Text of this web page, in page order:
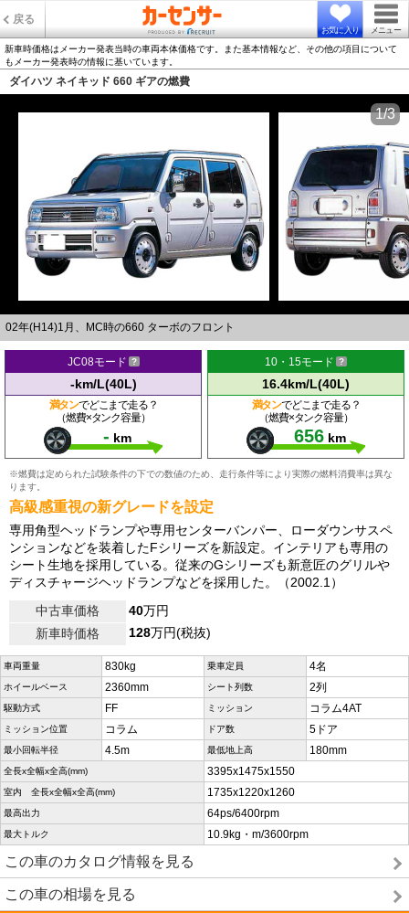
戻る
お気に入り メニュー
新車時価格はメーカー発表当時の車両本体価格です。また基本情報など、その他の項目について
もメーカー発表時の情報に基いています。
ダイハツ ネイキッド 660 ギアの燃費
02年(H14)1月、MC時の660 ターボのフロント
1/3
JC08モード
-km/L(40L)
満タンでどこまで走る？
（燃費×タンク容量）
- km
10・15モード
16.4km/L(40L)
満タンでどこまで走る？
（燃費×タンク容量）
656 km
※燃費は定められた試験条件の下での数値のため、走行条件等により実際の燃料消費率は異な
ります。
高級感重視の新グレードを設定
専用角型ヘッドランプや専用センターバンパー、ローダウンサスペ
ンションなどを装着したFシリーズを新設定。インテリアも専用の
シート生地を採用している。従来のGシリーズも新意匠のグリルや
ディスチャージヘッドランプなどを採用した。（2002.1）
中古車価格
40万円
新車時価格
128万円(税抜)
車両重量 830kg 乗車定員 4名
ホイールベース 2360mm シート列数 2列
駆動方式 FF ミッション コラム4AT
ミッション位置 コラム ドア数 5ドア
最小回転半径 4.5m 最低地上高 180mm
全長x全幅x全高(mm) 3395x1475x1550
室内 全長x全幅x全高(mm) 1735x1220x1260
最高出力 64ps/6400rpm
最大トルク 10.9kg・m/3600rpm
この車のカタログ情報を見る
この車の相場を見る